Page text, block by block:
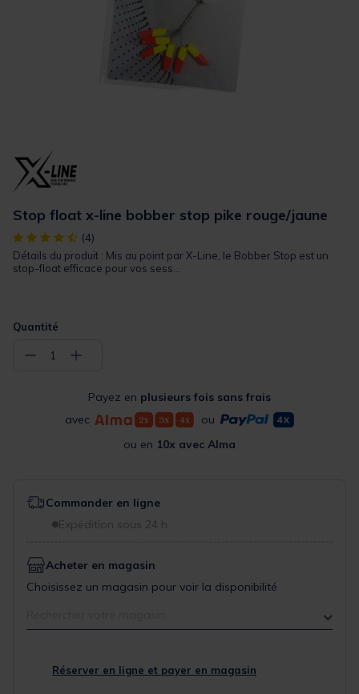
Stop float x-line bobber stop pike rouge/jaune
[object Object] out of 5 Customer Rating
(4)
Détails du produit : Mis au point par X-Line, le Bobber Stop est un
stop-float efficace pour vos sess...
Quantité
− 1 +
Payez en plusieurs fois sans frais
avec
ou
ou en 10x avec Alma
Commander en ligne
Expédition sous 24 h
Acheter en magasin
Choisissez un magasin pour voir la disponibilité
Réserver en ligne et payer en magasin